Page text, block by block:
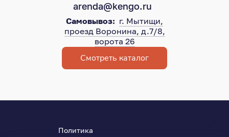
arenda@kengo.ru
Самовывоз: г. Мытищи,
проезд Воронина, д.7/8,
ворота 26
Смотреть каталог
Политика